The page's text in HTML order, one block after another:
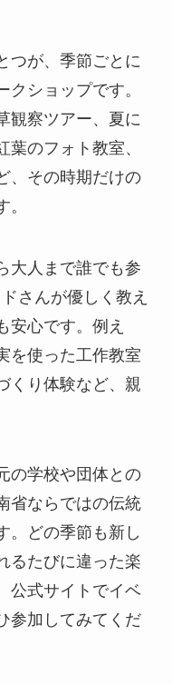
つが、季節ごとに
ショップです。
観察ツアー、夏に
のフォト教室、
、その時期だけの
大人まで誰でも参
さんが優しく教え
安心です。例え
を使った工作教室
くり体験など、親
の学校や団体との
省ならではの伝統
。どの季節も新し
るたびに違った楽
公式サイトでイベ
参加してみてくだ